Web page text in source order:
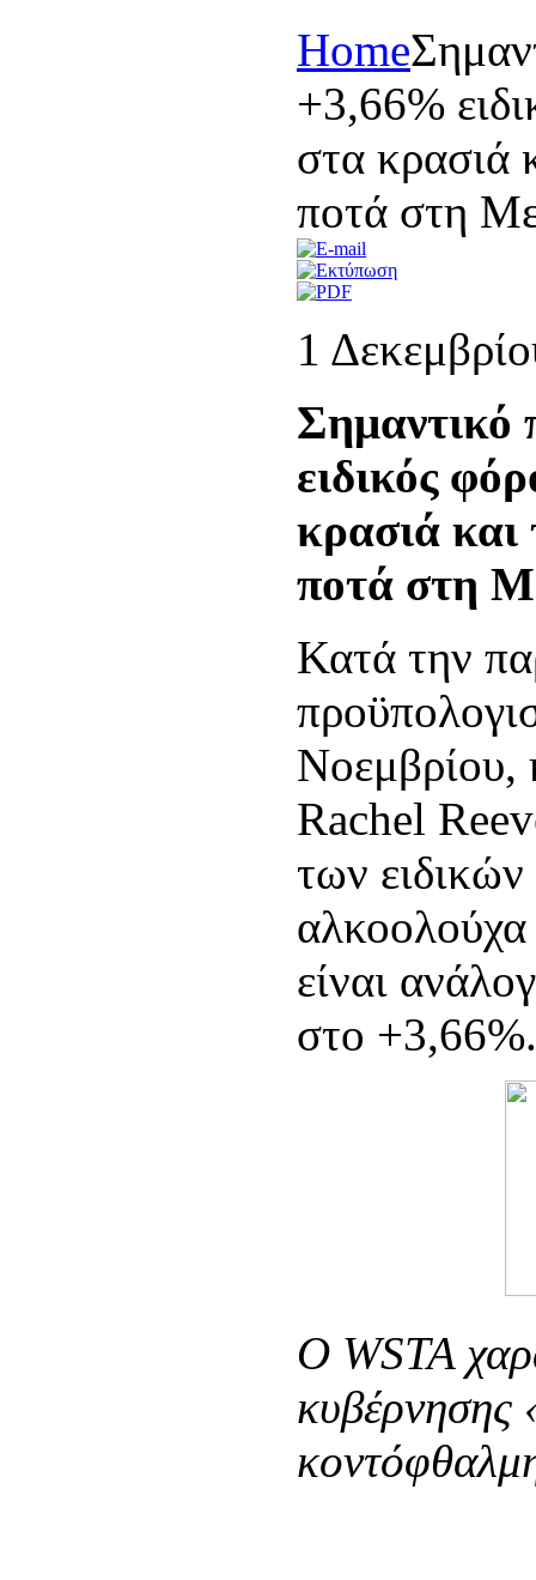
Home
+3,66%
στα κρασιά
ποτά στη
1
ειδικός
κρασιά και
ποτά στη
Κατά την
Νοεμβρίου,
Rachel
των
είναι
στο
O WSTA
κυβέρνησης